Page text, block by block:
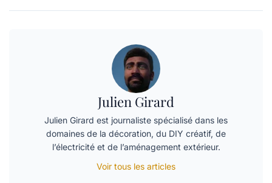
Julien Girard
Julien Girard est journaliste spécialisé dans les
domaines de la décoration, du DIY créatif, de
l’électricité et de l’aménagement extérieur.
Voir tous les articles